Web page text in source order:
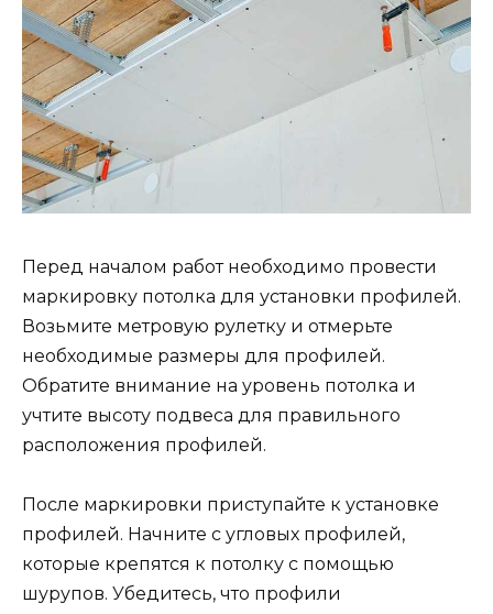
Перед началом работ необходимо провести
маркировку потолка для установки профилей.
Возьмите метровую рулетку и отмерьте
необходимые размеры для профилей.
Обратите внимание на уровень потолка и
учтите высоту подвеса для правильного
расположения профилей.
После маркировки приступайте к установке
профилей. Начните с угловых профилей,
которые крепятся к потолку с помощью
шурупов. Убедитесь, что профили